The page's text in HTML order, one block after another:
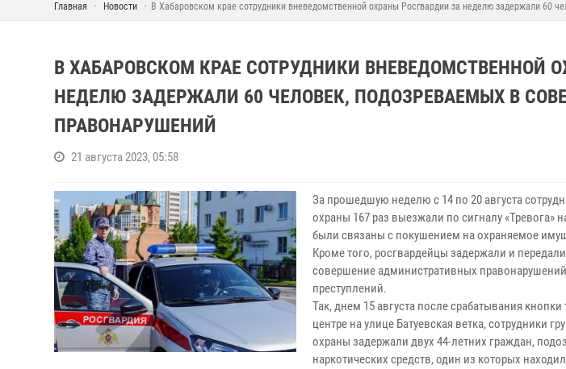
Главная Новости В Хабаровском крае сотрудники вневедомственной охраны Росгвардии за неделю задержали 60
В ХАБАРОВСКОМ КРАЕ СОТРУДНИКИ ВНЕВЕДОМСТВЕННОЙ
НЕДЕЛЮ ЗАДЕРЖАЛИ 60 ЧЕЛОВЕК, ПОДОЗРЕВАЕМЫХ В
ПРАВОНАРУШЕНИЙ
21 августа 2023, 05:58
За прошедшую неделю с 14 по 20 августа
охраны 167 раз выезжали по сигналу «Тревога»
были связаны с покушением на охраняемое
Кроме того, росгвардейцы задержали и
совершение административных
преступлений.
Так, днем 15 августа после срабатывания
центре на улице Батуевская ветка, сотрудники
охраны задержали двух 44-летних граждан,
наркотических средств, один из которых